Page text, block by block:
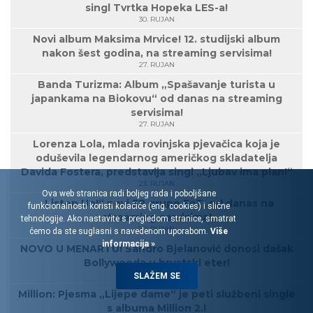
singl Tvrtka Hopeka LES-a!
30. RUJAN
Novi album Maksima Mrvice! 12. studijski album
nakon šest godina, na streaming servisima!
27. RUJAN
Banda Turizma: Album „Spašavanje turista u
japankama na Biokovu“ od danas na streaming
servisima!
27. RUJAN
Lorenza Lola, mlada rovinjska pjevačica koja je
oduševila legendarnog američkog skladatelja
Davida Fostera, predstavlja singl „Ljubav ima plan!“
23. RUJAN
„Listen Up!“ novi EP grupe EoT, od danas na
streaming servisima!
20. RUJAN
NOVO U MENARTU! Sandro Bjelanović donosi dašak
Bollywooda u hrvatski eter!
17. RUJAN
Million: Pjesma „Lijepe dame“ je peti službeni single
s albuma Million 2.!
Ova web stranica radi boljeg rada i poboljšane
funkcionalnosti koristi kolačiće (eng. cookies) i slične
tehnologije. Ako nastavite s pregledom stranice, smatrat
ćemo da ste suglasni s navedenom uporabom. Više
informacija »
SLAŽEM SE